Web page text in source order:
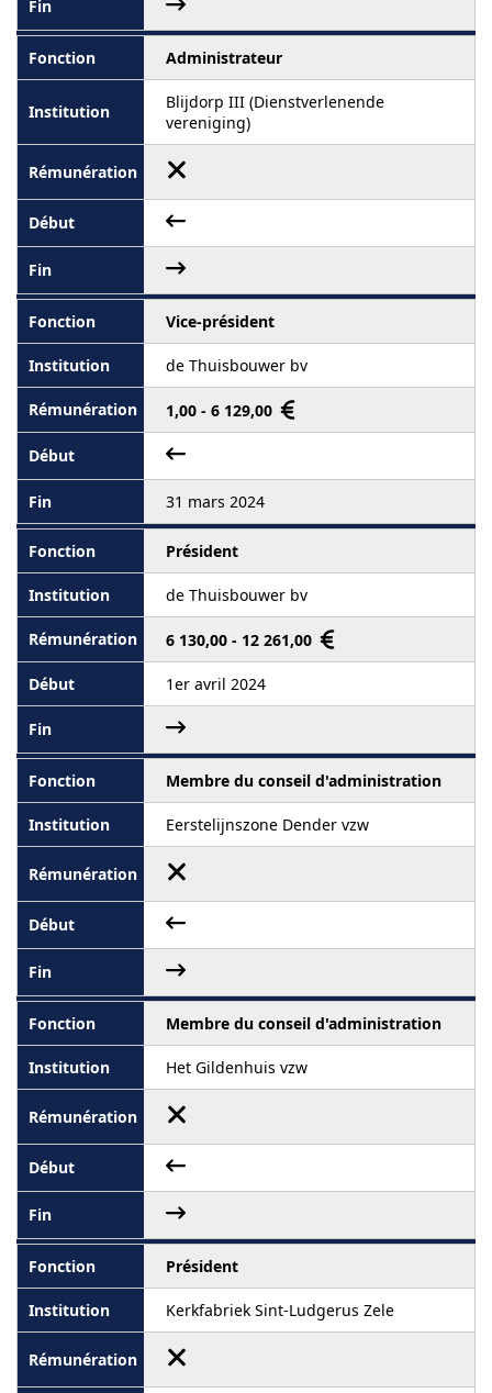
Administrateur
Blijdorp III (Dienstverlenende
vereniging)
Vice-président
de Thuisbouwer bv
1,00 - 6 129,00
31 mars 2024
Président
de Thuisbouwer bv
6 130,00 - 12 261,00
1er avril 2024
Membre du conseil d'administration
Eerstelijnszone Dender vzw
Membre du conseil d'administration
Het Gildenhuis vzw
Président
Kerkfabriek Sint-Ludgerus Zele